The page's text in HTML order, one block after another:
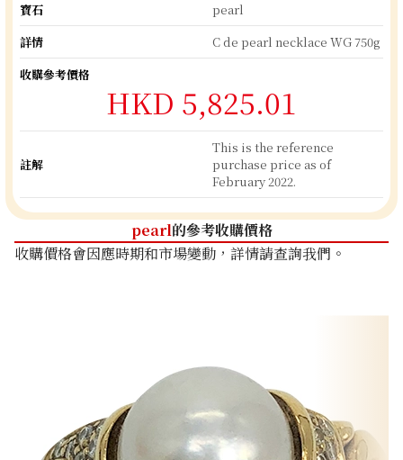
寶石
pearl
詳情
C de pearl necklace WG 750g
收購參考價格
HKD 5,825.01
註解
This is the reference
purchase price as of
February 2022.
pearl的參考收購價格
收購價格會因應時期和市場變動，詳情請查詢我們。